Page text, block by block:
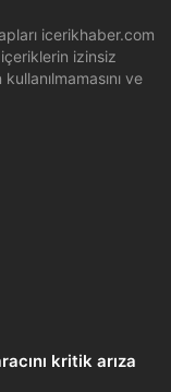
icerikhaber.com
izinsiz
ve
kritik arıza